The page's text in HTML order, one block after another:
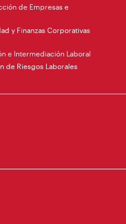
de Empresas e
y Finanzas Corporativas
e Intermediación Laboral
de Riesgos Laborales